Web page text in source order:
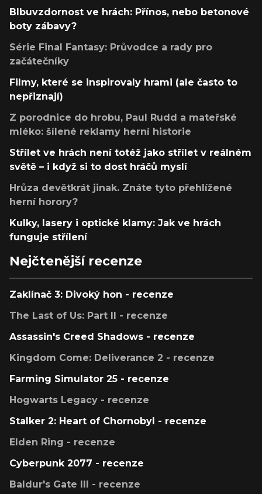
Blbuvzdornost ve hrách: Přínos, nebo betonové
boty zábavy?
Série Final Fantasy: Průvodce a rady pro
začátečníky
Filmy, které se inspirovaly hrami (ale často to
nepřiznají)
Z porodnice do hrobu, Paul Rudd a mateřské
mléko: šílené reklamy herní historie
Střílet ve hrách není totéž jako střílet v reálném
světě – i když si to dost hráčů myslí
Hrůza devětkrát jinak. Znáte tyto přehlížené
herní horory?
Kulky, lasery i optické klamy: Jak ve hrách
funguje střílení
Nejčtenější recenze
Zaklínač 3: Divoký hon - recenze
The Last of Us: Part II - recenze
Assassin's Creed Shadows - recenze
Kingdom Come: Deliverance 2 - recenze
Farming Simulator 25 - recenze
Hogwarts Legacy - recenze
Stalker 2: Heart of Chornobyl - recenze
Elden Ring - recenze
Cyberpunk 2077 - recenze
Baldur's Gate III - recenze